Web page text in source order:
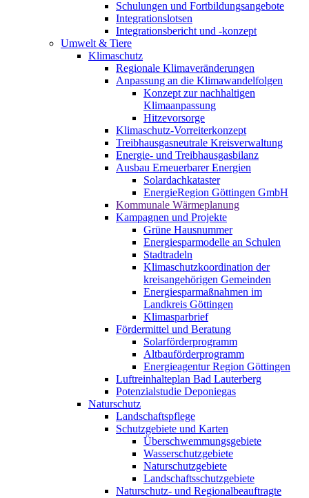
Schulungen und Fortbildungsangebote
Integrationslotsen
Integrationsbericht und -konzept
Umwelt & Tiere
Klimaschutz
Regionale Klimaveränderungen
Anpassung an die Klimawandelfolgen
Konzept zur nachhaltigen
Klimaanpassung
Hitzevorsorge
Klimaschutz-Vorreiterkonzept
Treibhausgasneutrale Kreisverwaltung
Energie- und Treibhausgasbilanz
Ausbau Erneuerbarer Energien
Solardachkataster
EnergieRegion Göttingen GmbH
Kommunale Wärmeplanung
Kampagnen und Projekte
Grüne Hausnummer
Energiesparmodelle an Schulen
Stadtradeln
Klimaschutzkoordination der
kreisangehörigen Gemeinden
Energiesparmaßnahmen im
Landkreis Göttingen
Klimasparbrief
Fördermittel und Beratung
Solarförderprogramm
Altbauförderprogramm
Energieagentur Region Göttingen
Luftreinhalteplan Bad Lauterberg
Potenzialstudie Deponiegas
Naturschutz
Landschaftspflege
Schutzgebiete und Karten
Überschwemmungsgebiete
Wasserschutzgebiete
Naturschutzgebiete
Landschaftsschutzgebiete
Naturschutz- und Regionalbeauftragte